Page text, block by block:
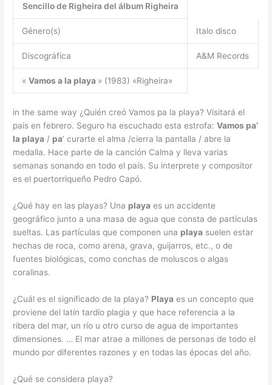
Sencillo de Righeira del álbum Righeira
Género(s) Italo disco
Discográfica A&M Records
« Vamos a la playa » (1983) «Righeira»
in the same way ¿Quién creó Vamos pa la playa? Visitará el
país en febrero. Seguro ha escuchado esta estrofa:Vamos pa’
la playa / pa‘ curarte el alma /cierra la pantalla / abre la
medalla. Hace parte de la canción Calma y lleva varias
semanas sonando en todo el país. Su interprete y compositor
es el puertorriqueño Pedro Capó.
¿Qué hay en las playas? Una playa es un accidente
geográfico junto a una masa de agua que consta de partículas
sueltas. Las partículas que componen una playa suelen estar
hechas de roca, como arena, grava, guijarros, etc., o de
fuentes biológicas, como conchas de moluscos o algas
coralinas.
¿Cuál es el significado de la playa? Playa es un concepto que
proviene del latín tardío plagia y que hace referencia a la
ribera del mar, un río u otro curso de agua de importantes
dimensiones. … El mar atrae a millones de personas de todo el
mundo por diferentes razones y en todas las épocas del año.
¿Qué se considera playa?